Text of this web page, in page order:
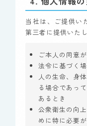
当社は、ご提供い
第三者に提供いたし
ご本人の同意
法令に基づく
人の生命、身
る場合であっ
あるとき
公衆衛生の向
めに特に必要